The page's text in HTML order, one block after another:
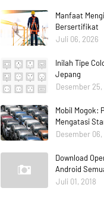
Manfaat
Bersertifikat
Juli 06, 2026
Inilah Tipe
Jepang
Desember 25,
Mobil Mogok:
Mengatasi
Desember 06,
Download
Android
Juli 01, 2018